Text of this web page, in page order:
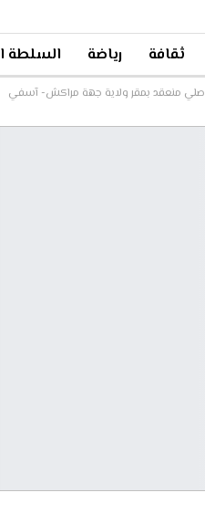
ثقافة رياضة السلطة
منعقد بمقر ولاية جهة مراكش- آسفي